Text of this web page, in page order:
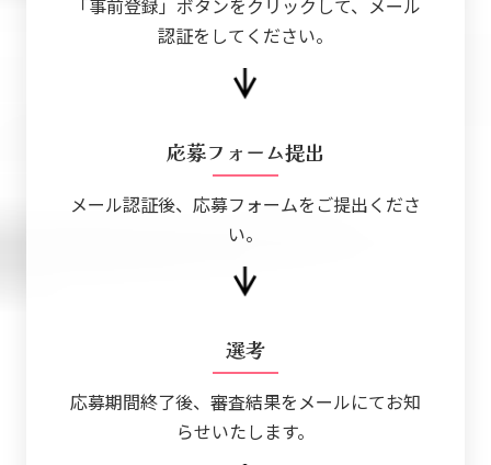
「事前登録」ボタンをクリックして、メール
認証をしてください。
応募フォーム提出
メール認証後、応募フォームをご提出くださ
い。
選考
応募期間終了後、審査結果をメールにてお知
らせいたします。